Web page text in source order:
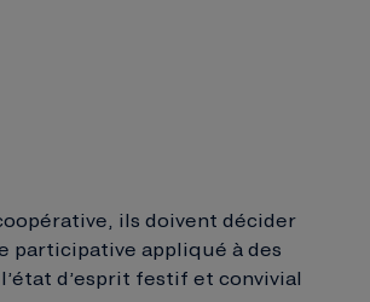
ils doivent décider
participative appliqué à des
d’esprit festif et convivial